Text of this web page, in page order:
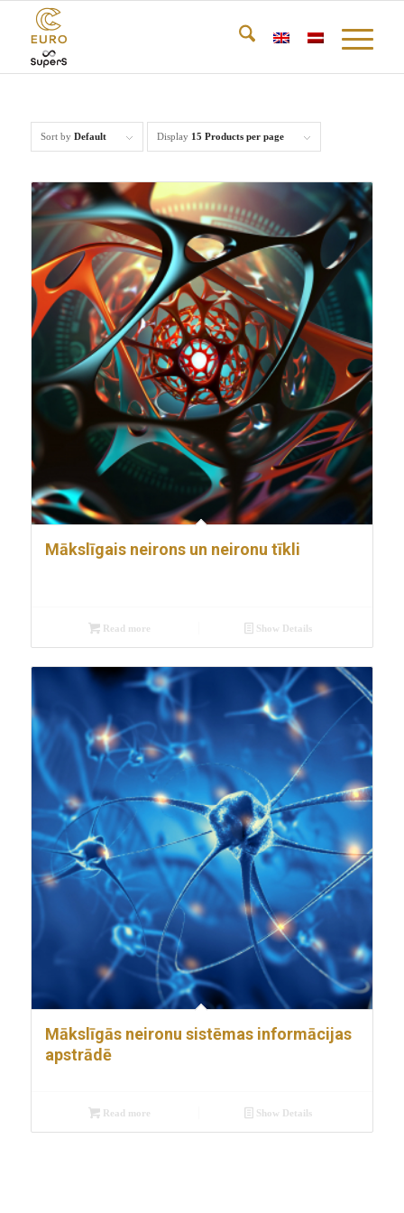
Sort by Default Display 15 Products per page
Mākslīgais neirons un neironu tīkli
Read more Show Details
Mākslīgās neironu sistēmas informācijas
apstrādē
Read more Show Details